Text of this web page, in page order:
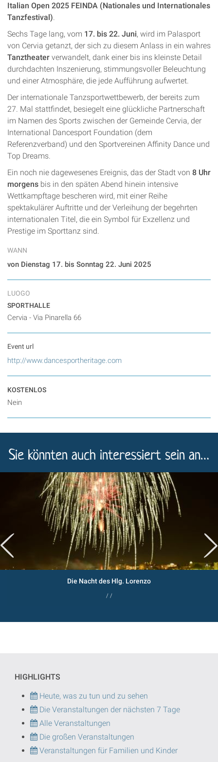
Italian Open 2025 FEINDA (Nationales und Internationales
Tanzfestival)
Sechs Tage lang, vom 17. bis 22. Juni, wird im Palasport
von Cervia getanzt, der sich zu diesem Anlass in ein wahres
Tanztheater verwandelt, dank einer bis ins kleinste Detail
durchdachten Inszenierung, stimmungsvoller Beleuchtung
und einer Atmosphäre, die jede Aufführung aufwertet.
Der internationale Tanzsportwettbewerb, der bereits zum
27. Mal stattfindet, besiegelt eine glückliche Partnerschaft
im Namen des Sports zwischen der Gemeinde Cervia, der
International Dancesport Foundation (dem
Referenzverband) und den Sportvereinen Affinity Dance und
Top Dreams.
Ein noch nie dagewesenes Ereignis, das der Stadt von 8 Uhr
morgens bis in den späten Abend hinein intensive
Wettkampftage bescheren wird, mit einer Reihe
spektakulärer Auftritte und der Verleihung der begehrten
internationalen Titel, die ein Symbol für Exzellenz und
Prestige im Sporttanz sind.
WANN
von Dienstag 17. bis Sonntag 22. Juni 2025
LUOGO
SPORTHALLE
Cervia - Via Pinarella 66
Event url
http://www.dancesportheritage.com
KOSTENLOS
Nein
Sie könnten auch interessiert sein an…
Die Nacht des Hlg. Lorenzo
/ /
HIGHLIGHTS
Heute, was zu tun und zu sehen
Die Veranstaltungen der nächsten 7 Tage
Alle Veranstaltungen
Die großen Veranstaltungen
Veranstaltungen für Familien und Kinder